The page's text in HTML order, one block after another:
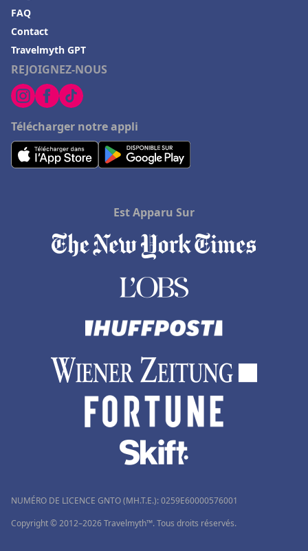
REJOIGNEZ-NOUS
Télécharger notre appli
FAQ
Contact
Travelmyth GPT
Est Apparu Sur
NUMÉRO DE LICENCE GNTO (MH.T.E.): 0259Ε60000576001
Copyright © 2012–2026 Travelmyth™. Tous droits réservés.